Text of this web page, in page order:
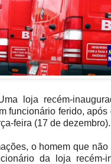
loja recém-
funcionário ferido, após
feira (17 de dezembro).
o homem que
da loja recém-